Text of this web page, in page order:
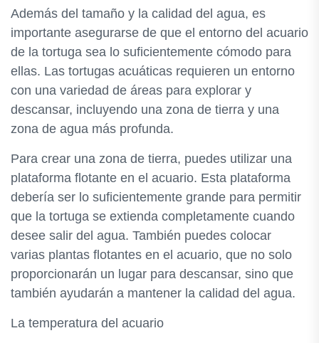
Además del tamaño y la calidad del agua, es
importante asegurarse de que el entorno del acuario
de la tortuga sea lo suficientemente cómodo para
ellas. Las tortugas acuáticas requieren un entorno
con una variedad de áreas para explorar y
descansar, incluyendo una zona de tierra y una
zona de agua más profunda.
Para crear una zona de tierra, puedes utilizar una
plataforma flotante en el acuario. Esta plataforma
debería ser lo suficientemente grande para permitir
que la tortuga se extienda completamente cuando
desee salir del agua. También puedes colocar
varias plantas flotantes en el acuario, que no solo
proporcionarán un lugar para descansar, sino que
también ayudarán a mantener la calidad del agua.
La temperatura del acuario